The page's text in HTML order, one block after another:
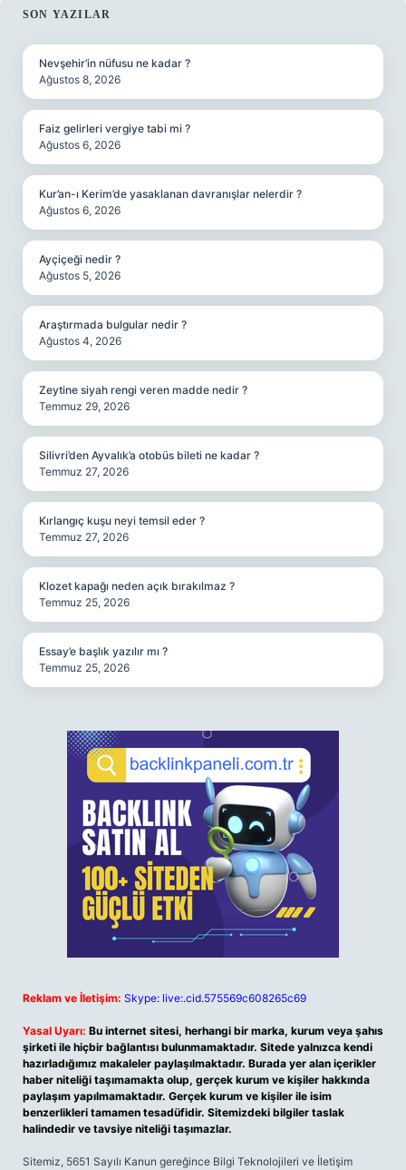
SIDEBAR
SON YAZILAR
Nevşehir’in nüfusu ne kadar ?
Ağustos 8, 2026
Faiz gelirleri vergiye tabi mi ?
Ağustos 6, 2026
Kur’an-ı Kerim’de yasaklanan davranışlar nelerdir ?
Ağustos 6, 2026
Ayçiçeği nedir ?
Ağustos 5, 2026
Araştırmada bulgular nedir ?
Ağustos 4, 2026
Zeytine siyah rengi veren madde nedir ?
Temmuz 29, 2026
Silivri’den Ayvalık’a otobüs bileti ne kadar ?
Temmuz 27, 2026
Kırlangıç kuşu neyi temsil eder ?
Temmuz 27, 2026
Klozet kapağı neden açık bırakılmaz ?
Temmuz 25, 2026
Essay’e başlık yazılır mı ?
Temmuz 25, 2026
Reklam ve İletişim: Skype: live:.cid.575569c608265c69
Yasal Uyarı: Bu internet sitesi, herhangi bir marka, kurum veya şahıs
şirketi ile hiçbir bağlantısı bulunmamaktadır. Sitede yalnızca kendi
hazırladığımız makaleler paylaşılmaktadır. Burada yer alan içerikler
haber niteliği taşımamakta olup, gerçek kurum ve kişiler hakkında
paylaşım yapılmamaktadır. Gerçek kurum ve kişiler ile isim
benzerlikleri tamamen tesadüfidir. Sitemizdeki bilgiler taslak
halindedir ve tavsiye niteliği taşımazlar.
Sitemiz, 5651 Sayılı Kanun gereğince Bilgi Teknolojileri ve İletişim